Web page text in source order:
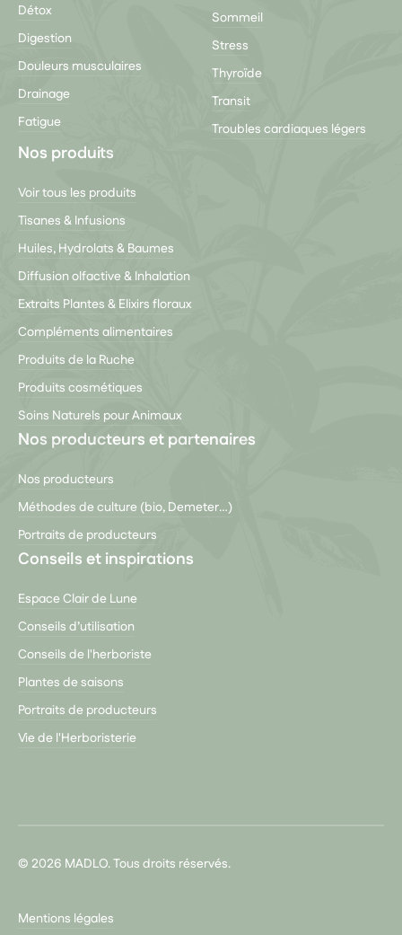
Détox
Digestion
Douleurs musculaires
Drainage
Fatigue
Sommeil
Stress
Thyroïde
Transit
Troubles cardiaques légers
Nos produits
Voir tous les produits
Tisanes & Infusions
Huiles, Hydrolats & Baumes
Diffusion olfactive & Inhalation
Extraits Plantes & Elixirs floraux
Compléments alimentaires
Produits de la Ruche
Produits cosmétiques
Soins Naturels pour Animaux
Nos producteurs et partenaires
Nos producteurs
Méthodes de culture (bio, Demeter…)
Portraits de producteurs
Conseils et inspirations
Espace Clair de Lune
Conseils d’utilisation
Conseils de l'herboriste
Plantes de saisons
Portraits de producteurs
Vie de l'Herboristerie
© 2026 MADLO. Tous droits réservés.
Mentions légales